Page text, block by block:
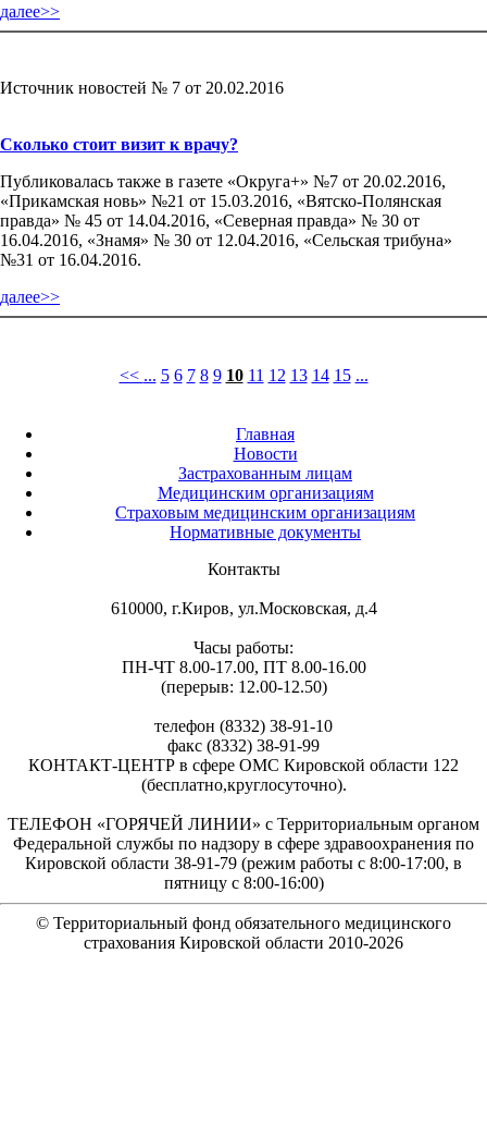
далее>>
Источник новостей № 7 от 20.02.2016
Сколько стоит визит к врачу?
Публиковалась также в газете «Округа+» №7 от 20.02.2016,
«Прикамская новь» №21 от 15.03.2016, «Вятско-Полянская
правда» № 45 от 14.04.2016, «Северная правда» № 30 от
16.04.2016, «Знамя» № 30 от 12.04.2016, «Сельская трибуна»
№31 от 16.04.2016.
далее>>
<< ... 5 6 7 8 9 10 11 12 13 14 15 ...
Главная
Новости
Застрахованным лицам
Медицинским организациям
Страховым медицинским организациям
Нормативные документы
Контакты
610000, г.Киров, ул.Московская, д.4
Часы работы:
ПН-ЧТ 8.00-17.00, ПТ 8.00-16.00
(перерыв: 12.00-12.50)
телефон (8332) 38-91-10
факс (8332) 38-91-99
КОНТАКТ-ЦЕНТР в сфере ОМС Кировской области 122
(бесплатно,круглосуточно).
ТЕЛЕФОН «ГОРЯЧЕЙ ЛИНИИ» с Территориальным органом
Федеральной службы по надзору в сфере здравоохранения по
Кировской области 38-91-79 (режим работы с 8:00-17:00, в
пятницу с 8:00-16:00)
© Территориальный фонд обязательного медицинского
страхования Кировской области 2010-2026